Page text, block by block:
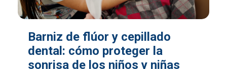
Barniz de flúor y cepillado
dental: cómo proteger la
sonrisa de los niños y niñas